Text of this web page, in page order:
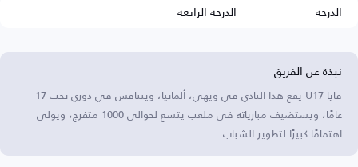
الدرجة
الدرجة الرابعة
نبذة عن الفريق
فايا U17 يقع هذا النادي في ويهي، ألمانيا، ويتنافس في دوري تحت 17
عامًا، ويستضيف مبارياته في ملعب يتسع لحوالي 1000 متفرج، ويولي
اهتمامًا كبيرًا لتطوير الشباب.